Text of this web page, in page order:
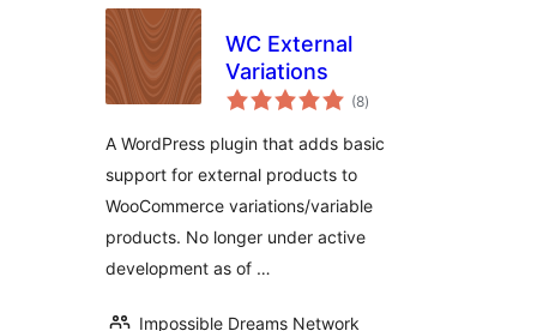
WC External
Variations
(8valoraciones
en
)
A WordPress plugin that adds basic
support for external products to
WooCommerce variations/variable
products. No longer under active
development as of …
Impossible Dreams Network